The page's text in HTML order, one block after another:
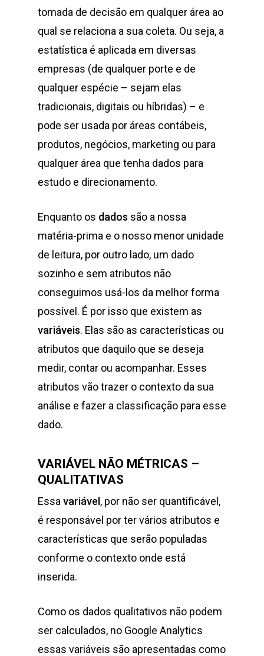
tomada de decisão em qualquer área ao
qual se relaciona a sua coleta. Ou seja, a
estatística é aplicada em diversas
empresas (de qualquer porte e de
qualquer espécie – sejam elas
tradicionais, digitais ou híbridas) – e
pode ser usada por áreas contábeis,
produtos, negócios, marketing ou para
qualquer área que tenha dados para
estudo e direcionamento.
Enquanto os dados são a nossa
matéria-prima e o nosso menor unidade
de leitura, por outro lado, um dado
sozinho e sem atributos não
conseguimos usá-los da melhor forma
possível. É por isso que existem as
variáveis. Elas são as características ou
atributos que daquilo que se deseja
medir, contar ou acompanhar. Esses
atributos vão trazer o contexto da sua
análise e fazer a classificação para esse
dado.
VARIÁVEL NÃO MÉTRICAS –
QUALITATIVAS
Essa variável , por não ser quantificável,
é responsável por ter vários atributos e
características que serão populadas
conforme o contexto onde está
inserida.
Como os dados qualitativos não podem
ser calculados, no Google Analytics
essas variáveis são apresentadas como